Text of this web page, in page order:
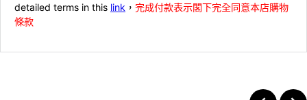
detailed terms in this link ， 完成付款表示閣下完全同意本店購物
條款